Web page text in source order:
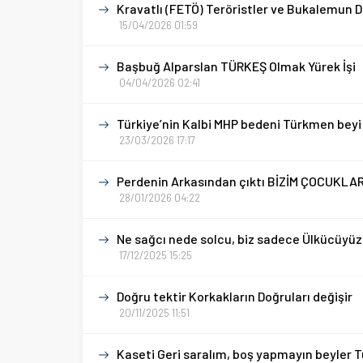
Kravatlı (FETÖ) Teröristler ve Bukalemun
15/04/2026 01:59
Başbuğ Alparslan TÜRKEŞ Olmak Yürek İşi
04/04/2026 02:41
Türkiye’nin Kalbi MHP bedeni Türkmen
23/03/2026 17:17
Perdenin Arkasından çıktı BİZİM
28/01/2026 04:22
Ne sağcı nede solcu, biz sadece
17/12/2025 15:25
Doğru tektir Korkakların Doğruları değişir
20/11/2025 11:51
Kaseti Geri saralım, boş yapmayın beyler